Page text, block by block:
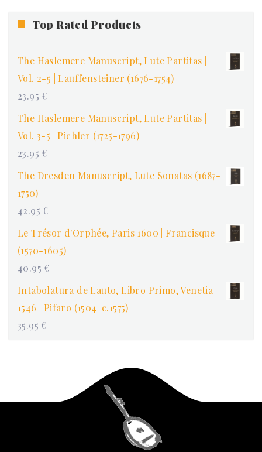
Top Rated Products
The Haslemere Manuscript, Lute Partitas |
Vol. 2-5 | Lauffensteiner (1676-1754)
23.95 €
The Haslemere Manuscript, Lute Partitas |
Vol. 3-5 | Pichler (1725-1796)
23.95 €
The Dresden Manuscript, Lute Sonatas (1687-
1750)
42.95 €
Le Trésor d'Orphée, Paris 1600 | Francisque
(1570-1605)
40.95 €
Intabolatura de Lauto, Libro Primo, Venetia
1546 | Pifaro (1504-c.1575)
35.95 €